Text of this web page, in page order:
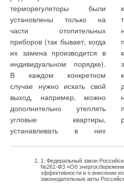
терморегуляторы были
установлены только на
части отопительных
приборов (так бывает, когда
их замена производится в
индивидуальном порядке).
В каждом конкретном
случае нужно искать свой
выход, например, можно
дополнительно утеплять
угловые квартиры,
устанавливать в них
1. Федеральный закон
№261-ФЗ «Об
эффективности и о внесении
законодательные акты
Ваш E-mail *
оборудованы плавно
модулирующими газовыми
горелками фирмы Oilon
типа GP-500M со шкафами
управления ОК-100.
Горелки соответствуют всем
нормам и требованиям,
есть необходимые
сертификаты соответствия и
разрешения РГТН.
Горелочные устройства
полностью
аварийного останова
горелок осуществляет и
контролирует автоматика,